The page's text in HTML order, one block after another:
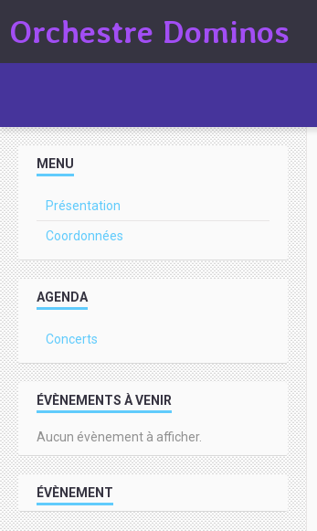
Orchestre Dominos
MENU
Présentation
Coordonnées
AGENDA
Concerts
ÉVÈNEMENTS À VENIR
Aucun évènement à afficher.
ÉVÈNEMENT